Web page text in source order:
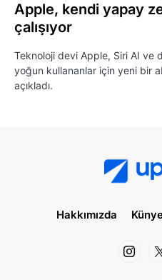
Apple, kendi yapay
çalışıyor
Teknoloji devi Apple, Siri AI ve
yoğun kullananlar için yeni bir
açıkladı.
Hakkımızda